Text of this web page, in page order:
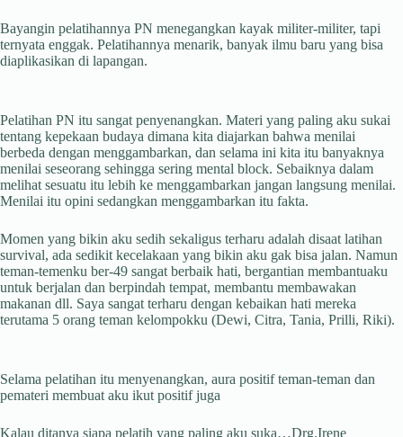
Bayangin pelatihannya PN menegangkan kayak militer-militer, tapi
ternyata enggak. Pelatihannya menarik, banyak ilmu baru yang bisa
diaplikasikan di lapangan.
Pelatihan PN itu sangat penyenangkan. Materi yang paling aku sukai
tentang kepekaan budaya dimana kita diajarkan bahwa menilai
berbeda dengan menggambarkan, dan selama ini kita itu banyaknya
menilai seseorang sehingga sering mental block. Sebaiknya dalam
melihat sesuatu itu lebih ke menggambarkan jangan langsung menilai.
Menilai itu opini sedangkan menggambarkan itu fakta.
Momen yang bikin aku sedih sekaligus terharu adalah disaat latihan
survival, ada sedikit kecelakaan yang bikin aku gak bisa jalan. Namun
teman-temenku ber-49 sangat berbaik hati, bergantian membantuaku
untuk berjalan dan berpindah tempat, membantu membawakan
makanan dll. Saya sangat terharu dengan kebaikan hati mereka
terutama 5 orang teman kelompokku (Dewi, Citra, Tania, Prilli, Riki).
Selama pelatihan itu menyenangkan, aura positif teman-teman dan
pemateri membuat aku ikut positif juga
Kalau ditanya siapa pelatih yang paling aku suka…Drg.Irene